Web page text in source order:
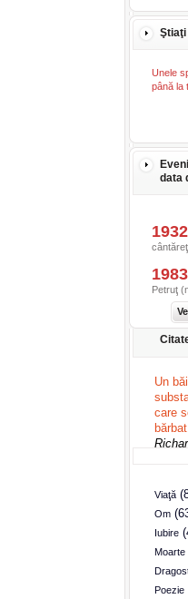
Ştiaţi
Unele
până la
data
1932
1983
Petruţ
Un
care
Viaţă
Om
Iubire
Moarte
Poezie